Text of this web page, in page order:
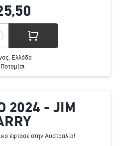
50
Ελλάδα
Ποταμίσι
2024 - JIM
έφτασε στην Αυστραλία!